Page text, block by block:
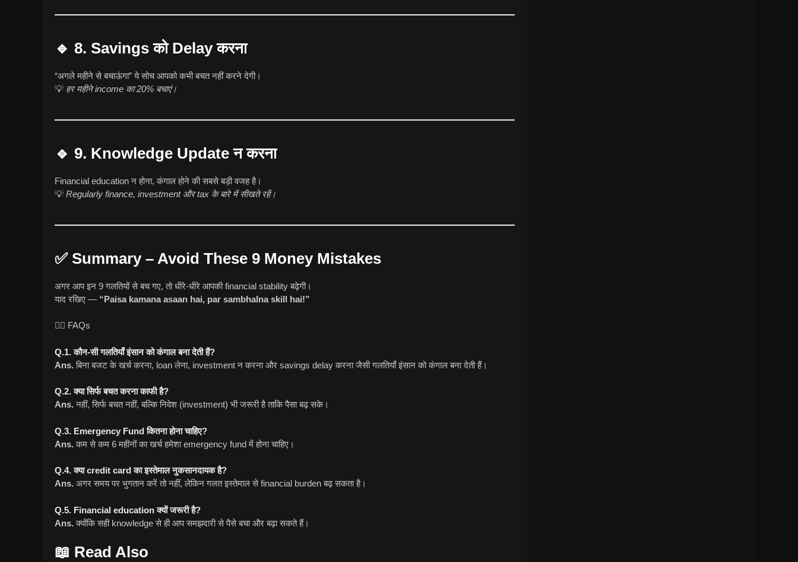
🔹 8. Savings को Delay करना
“अगले महीने से बचाऊंगा” ये सोच आपको कभी बचत नहीं करने देगी।
💡 हर महीने income का 20% बचाएं।
🔹 9. Knowledge Update न करना
Financial education न होना, कंगाल होने की सबसे बड़ी वजह है।
💡 Regularly finance, investment और tax के बारे में सीखते रहें।
✅ Summary – Avoid These 9 Money Mistakes
अगर आप इन 9 गलतियों से बच गए, तो धीरे-धीरे आपकी financial stability बढ़ेगी।
याद रखिए — “Paisa kamana asaan hai, par sambhalna skill hai!”
🙋‍♀️ FAQs
Q.1. कौन-सी गलतियाँ इंसान को कंगाल बना देती हैं?
Ans.बिना बजट के खर्च करना, loan लेना, investment न करना और savings delay करना जैसी गलतियाँ इंसान को कंगाल बना देती हैं।
Q.2. क्या सिर्फ बचत करना काफी है?
Ans.नहीं, सिर्फ बचत नहीं, बल्कि निवेश (investment) भी जरूरी है ताकि पैसा बढ़ सके।
Q.3. Emergency Fund कितना होना चाहिए?
Ans.कम से कम 6 महीनों का खर्च हमेशा emergency fund में होना चाहिए।
Q.4. क्या credit card का इस्तेमाल नुकसानदायक है?
Ans. अगर समय पर भुगतान करें तो नहीं, लेकिन गलत इस्तेमाल से financial burden बढ़ सकता है।
Q.5. Financial education क्यों जरूरी है?
Ans.क्योंकि सही knowledge से ही आप समझदारी से पैसे बचा और बढ़ा सकते हैं।
📖 Read Also